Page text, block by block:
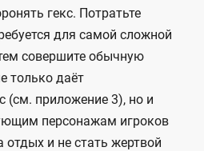
гекс. Потратьте
для самой сложной
совершите обычную
только даёт
(см. приложение 3), но и
персонажам игроков
отдых и не стать жертвой